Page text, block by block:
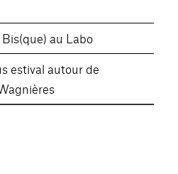
au Labo
estival autour de